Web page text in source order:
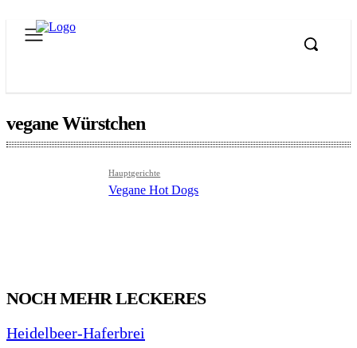
vegane Würstchen
Hauptgerichte
Vegane Hot Dogs
NOCH MEHR LECKERES
Heidelbeer-Haferbrei